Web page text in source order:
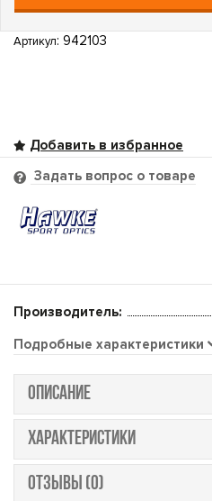
Артикул: 942103
Задать вопрос о товаре
Производитель:
Подробные характеристики
ОПИСАНИЕ
ХАРАКТЕРИСТИКИ
ОТЗЫВЫ (0)